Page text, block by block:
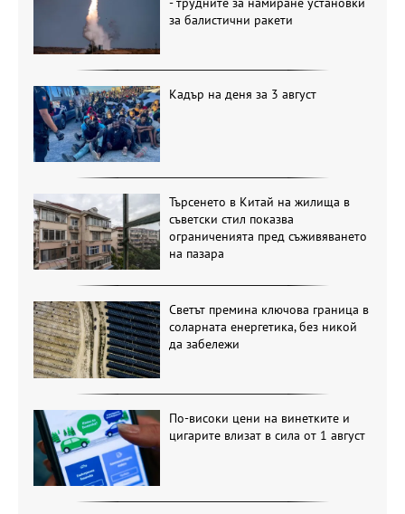
за балистични ракети
Кадър на деня за 3 август
Търсенето в Китай на жилища в
съветски стил показва
ограниченията пред съживяването
на пазара
Светът премина ключова граница в
соларната енергетика, без никой
да забележи
По-високи цени на винетките и
цигарите влизат в сила от 1 август